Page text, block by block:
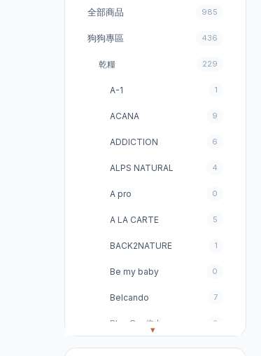
全部商品 985
狗狗專區 436
乾糧 229
A-1 1
ACANA 9
ADDICTION 6
ALPS NATURAL 4
A pro 0
A LA CARTE 5
BACK2NATURE 1
Be my baby 0
Belcando 7
Blue Bay倍力 3
Brabanconne 8